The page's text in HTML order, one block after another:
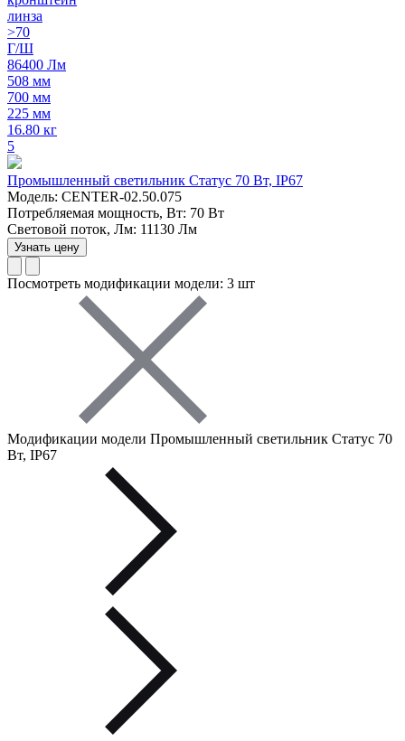
линза
>70
Г/Ш
86400 Лм
508 мм
700 мм
225 мм
16.80 кг
5
Промышленный светильник Статус 70 Вт, IP67
Модель: CENTER-02.50.075
Потребляемая мощность, Вт: 70 Вт
Световой поток, Лм: 11130 Лм
Узнать цену
Посмотреть модификации модели: 3 шт
Модификации модели Промышленный светильник Статус 70
Вт, IP67